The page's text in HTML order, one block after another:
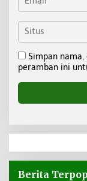
Simpan
peramban ini
Berita